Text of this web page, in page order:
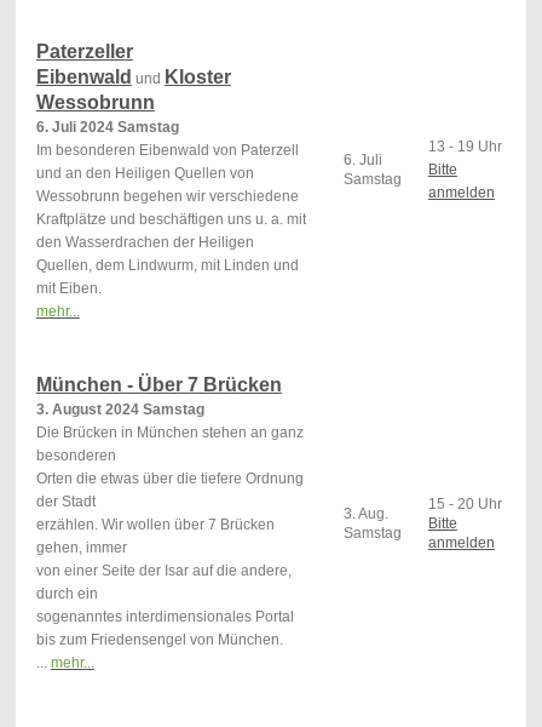
Paterzeller
Eibenwald und Kloster
Wessobrunn
6. Juli 2024 Samstag
Im besonderen Eibenwald von Paterzell
und an den Heiligen Quellen von
Wessobrunn begehen wir verschiedene
Kraftplätze und beschäftigen uns u. a. mit
den Wasserdrachen der Heiligen
Quellen, dem Lindwurm, mit Linden und
mit Eiben.
mehr...
6. Juli
Samstag
13 - 19 Uhr
Bitte
anmelden
München - Über 7 Brücken
3. August 2024 Samstag
Die Brücken in München stehen an ganz
besonderen
Orten die etwas über die tiefere Ordnung
der Stadt
erzählen. Wir wollen über 7 Brücken
gehen, immer
von einer Seite der Isar auf die andere,
durch ein
sogenanntes interdimensionales Portal
bis zum Friedensengel von München.
mehr...
3. Aug.
Samstag
15 - 20 Uhr
Bitte
anmelden